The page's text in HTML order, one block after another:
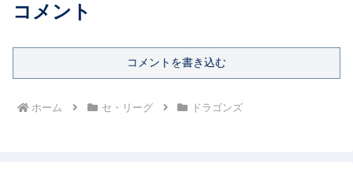
コメント
コメントを書き込む
ホーム セ・リーグ ドラゴンズ